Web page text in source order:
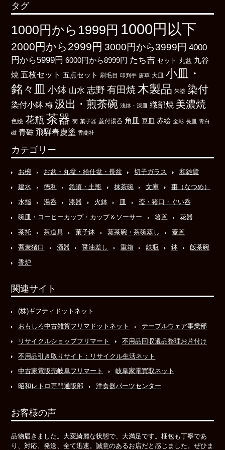
タグ
1000円から1999円 1000円以下
2000円から2999円 3000円から3999円 4000
円から5999円 6000円から8999円 たち吉 セット 丸盆 九谷
焼 五枚セット 五点セット 刷毛目 印判手 唐草 大皿 小皿・
銘々皿 小鉢 山水 志野 有田焼 木製品 朱塗 染付
染付小鉢 梅 汲出・煎茶碗 浅鉢・深皿 織部焼 美濃焼
色絵 花瓶 茶器 菊 菓子器 蓋付湯呑 角皿 豆皿 赤絵 金彩 長皿 青白
磁 青磁 飛騨春慶塗 香蘭社
カテゴリー
お椀 お盆・丸盆・給仕盆・長盆 切子ガラス
和雑貨
建水
徳利 急須・土瓶 抹茶碗 文庫
棗（なつめ）
水指
湯呑 漆器 火鉢 皿
盃・猪口・ぐい呑
碗皿・コーヒーカップ・カップ＆ソーサー
箸置
花器
茶托
茶道具 菓子鉢 蒸茶碗・茶碗蒸し
蓋置
蕎麦猪口
酒器 醤油差し 重箱 鉄瓶 鉢
飯茶碗
香炉
関連サイト
(株)ギフティドットネット
おもしろ中古雑貨フリマドットネット
テーブルウェア事業部
リサイクルショップフリマート
不用品回収遺品整理お片付け
不用品引き取りサイト：リサイクル生活ネット
中古家電販売岐阜フリマート
岐阜家電買取ネット
昭和レトロ専門通販部
洋食器パーツセンター
お客様の声
品物届きました。大変綺麗な状態で、大満足です。梱包も丁寧であ
り、対応、発送、全て迅速。誠意のあるお店だと感じました。ぜひま